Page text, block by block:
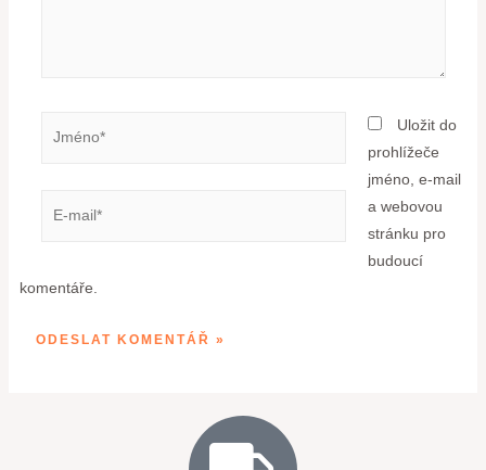
Uložit do
prohlížeče
jméno, e-mail
a webovou
stránku pro
budoucí
komentáře.